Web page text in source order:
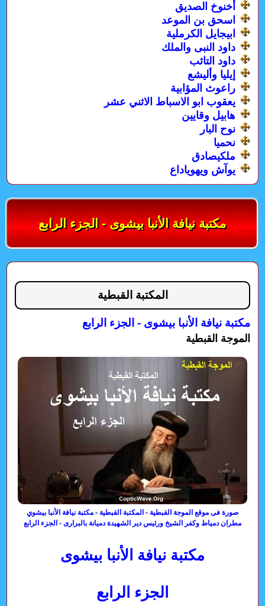
أخنوخ الصديق
اسحق بن الموعد
ابيجايل الكرملية
داود النبى والملك
داود التائب
إيليا وأليشع
راعوث المؤابية
يعقوب ابو الاسباط الاثني عشر
هابيل وقايين
نوح البار
نحميا
ملكيصادق
يوآش ويهوياداع
مكتبة نيافة الأنبا بيشوى - الجزء الرابع
المكتبة القبطية
مكتبة نيافة الأنبا بيشوى - الجزء الرابع
الموجة القبطية
صورة فى موقع الموجة القبطية - المكتبة القبطية - مكتبة نيافة الأنبا بيشوي
مطران دمياط وكفر الشيخ ورئيس دير الشهيدة دميانة بالبرارى - الجزء الرابع
مكتبة نيافة الأنبا بيشوى
الجزء الرابع